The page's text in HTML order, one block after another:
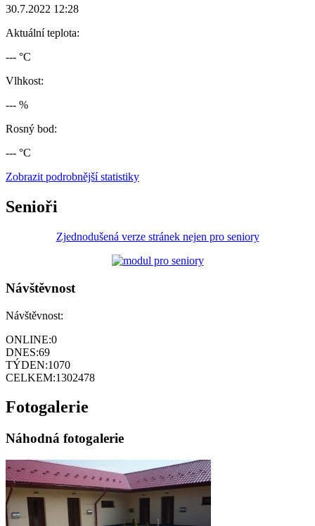
30.7.2022 12:28
Aktuální teplota:
--- °C
Vlhkost:
--- %
Rosný bod:
--- °C
Zobrazit podrobnější statistiky
Senioři
Zjednodušená verze stránek nejen pro seniory
Návštěvnost
Návštěvnost:
ONLINE:0
DNES:69
TÝDEN:1070
CELKEM:1302478
Fotogalerie
Náhodná fotogalerie